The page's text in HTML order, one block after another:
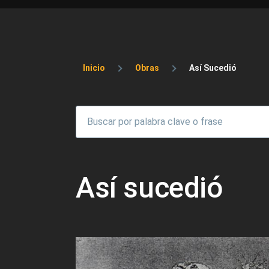
Sobrescribir enlaces
Inicio Obras Así Sucedió
Así sucedió